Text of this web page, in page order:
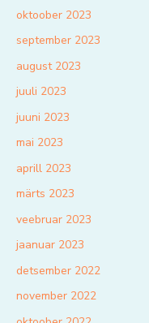
oktoober 2023
september 2023
august 2023
juuli 2023
juuni 2023
mai 2023
aprill 2023
märts 2023
veebruar 2023
jaanuar 2023
detsember 2022
november 2022